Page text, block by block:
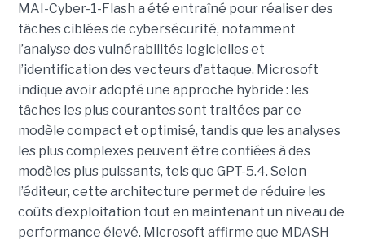
MAI-Cyber-1-Flash a été entraîné pour réaliser des
tâches ciblées de cybersécurité, notamment
l’analyse des vulnérabilités logicielles et
l’identification des vecteurs d’attaque. Microsoft
indique avoir adopté une approche hybride : les
tâches les plus courantes sont traitées par ce
modèle compact et optimisé, tandis que les analyses
les plus complexes peuvent être confiées à des
modèles plus puissants, tels que GPT-5.4. Selon
l’éditeur, cette architecture permet de réduire les
coûts d’exploitation tout en maintenant un niveau de
performance élevé. Microsoft affirme que MDASH